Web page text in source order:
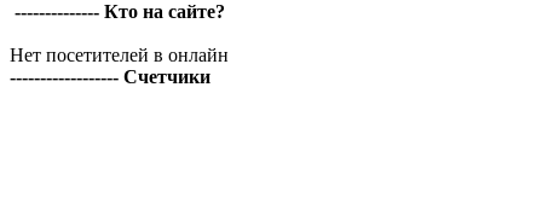
-------------- Кто на сайте?
Нет посетителей в онлайн
------------------ Счетчики